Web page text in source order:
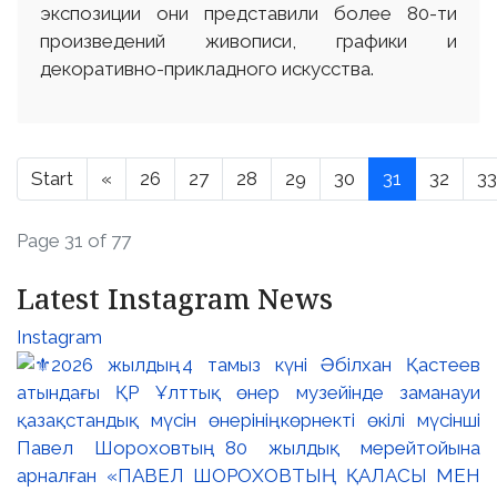
экспозиции они представили более 80-ти
произведений живописи, графики и
декоративно-прикладного искусства.
Start « 26 27 28 29 30 31 32 33
Page 31 of 77
Latest Instagram News
Instagram